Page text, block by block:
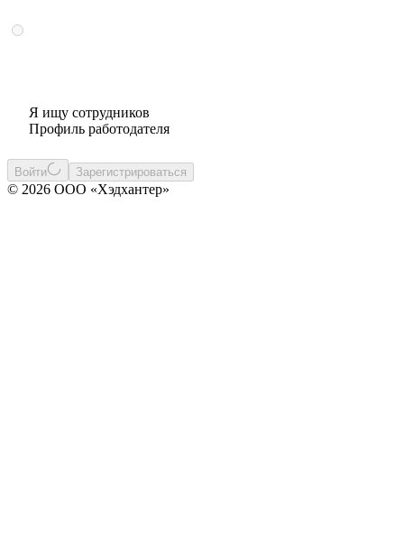
Я ищу сотрудников
Профиль работодателя
Войти Зарегистрироваться
© 2026 ООО «Хэдхантер»